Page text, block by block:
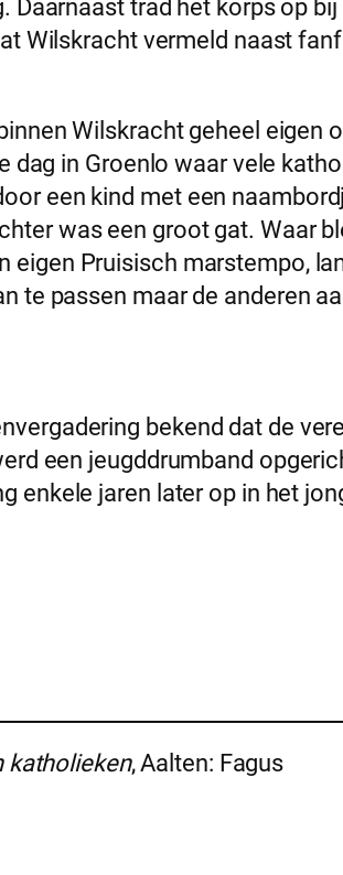
trad het korps op
Wilskracht vermeld naast
Wilskracht geheel eigen
in Groenlo waar vele
een kind met een
was een groot gat. Waar
Pruisisch marstempo,
te passen maar de anderen
bekend dat de
een jeugddrumband
enkele jaren later op in het
katholieken, Aalten: Fagus